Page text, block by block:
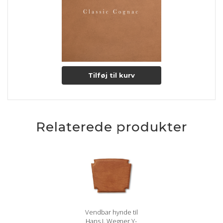
Tilføj til kurv
Relaterede produkter
Vendbar hynde til
Hans J. Wegner Y-